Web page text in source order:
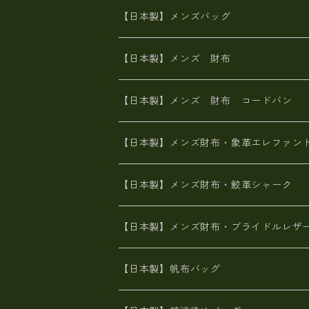
ヌメ革
メタリック
ピッグスキン
革友禅染め
ポーテッド
革友禅染め
ダチョウ革
メタリック
ヌメ革
革友禅染め
財布ショルダー
ヌメ革
がま口財布
革友禅染め
山羊革
鹿革
火山灰染め
名刺入れ・キーケース、他
財布・小物
【日本製】メンズバッグ
【日本製】メンズ 財布
象革エレファント【日本製】メンズ 財布
鮫革シャーク【日本製】メンズ 財布
ブライドルレザー【日本製】メンズ 財布
MAISON de HIROAN 【日本製】メンズ
栃木レザー 【日本製】メンズ 財布
【日本製】メンズ 財布 コードバン
【日本製】メンズ財布・象革エレファン
【日本製】メンズ財布・鮫革シャーク
【日本製】メンズ財布・ブライドルレザ
【日本製】帆布バッグ